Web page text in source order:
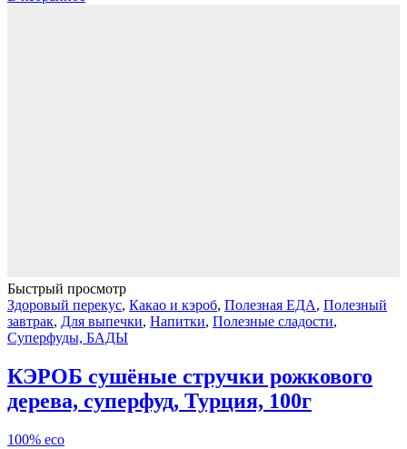
Быстрый просмотр
Здоровый перекус, Какао и кэроб, Полезная ЕДА, Полезный
завтрак, Для выпечки, Напитки, Полезные сладости,
Суперфуды, БАДЫ
КЭРОБ сушёные стручки рожкового
дерева, суперфуд, Турция, 100г
100% eco